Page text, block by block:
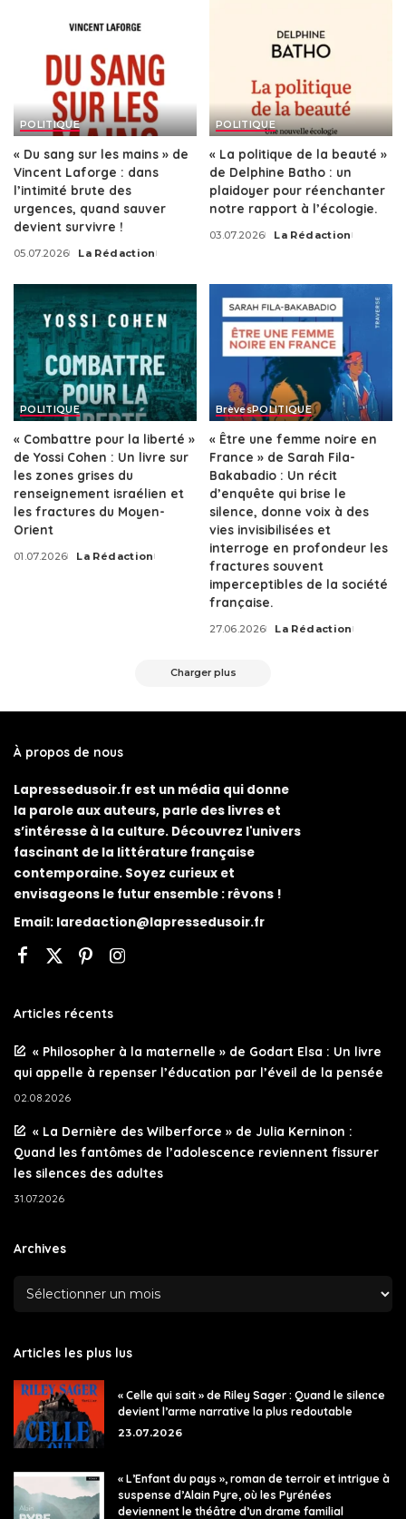
POLITIQUE
« Du sang sur les mains » de
Vincent Laforge : dans
l’intimité brute des
urgences, quand sauver
devient survivre !
05.07.2026
Posted
La Rédaction
POLITIQUE
« La politique de la beauté »
de Delphine Batho : un
plaidoyer pour réenchanter
notre rapport à l’écologie.
03.07.2026
Posted
La Rédaction
POLITIQUE
« Combattre pour la liberté »
de Yossi Cohen : Un livre sur
les zones grises du
renseignement israélien et
les fractures du Moyen-
Orient
01.07.2026
Posted
La Rédaction
BrèvesPOLITIQUE
« Être une femme noire en
France » de Sarah Fila-
Bakabadio : Un récit
d’enquête qui brise le
silence, donne voix à des
vies invisibilisées et
interroge en profondeur les
fractures souvent
imperceptibles de la société
française.
27.06.2026
Posted
La Rédaction
Charger plus
À propos de nous
Lapressedusoir.fr est un média qui donne
la parole aux auteurs, parle des livres et
s’intéresse à la culture. Découvrez l'univers
fascinant de la littérature française
contemporaine. Soyez curieux et
envisageons le futur ensemble : rêvons !
Email: laredaction@lapressedusoir.fr
Articles récents
« Philosopher à la maternelle » de Godart Elsa : Un livre
qui appelle à repenser l’éducation par l’éveil de la pensée
02.08.2026
« La Dernière des Wilberforce » de Julia Kerninon :
Quand les fantômes de l’adolescence reviennent fissurer
les silences des adultes
31.07.2026
Archives
Articles les plus lus
« Celle qui sait » de Riley Sager : Quand le silence
devient l’arme narrative la plus redoutable
23.07.2026
« L’Enfant du pays », roman de terroir et intrigue à
suspense d’Alain Pyre, où les Pyrénées
deviennent le théâtre d’un drame familial